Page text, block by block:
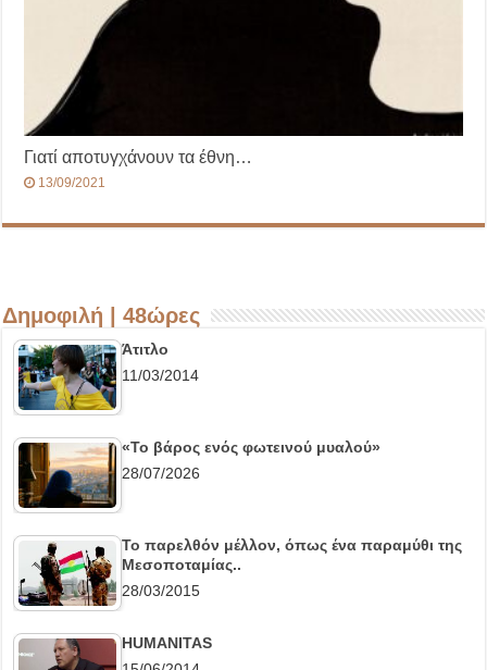
Γιατί αποτυγχάνουν τα έθνη…
13/09/2021
Δημοφιλή | 48ώρες
Άτιτλο
11/03/2014
«Το βάρος ενός φωτεινού μυαλού»
28/07/2026
Το παρελθόν μέλλον, όπως ένα παραμύθι της
Μεσοποταμίας..
28/03/2015
HUMANITAS